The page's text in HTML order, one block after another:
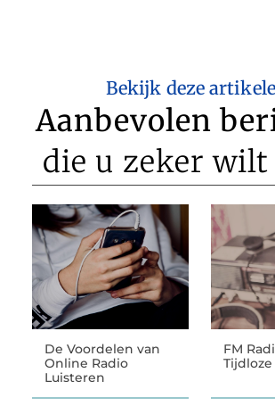
Bekijk deze
Aanbevolen
die u zeker wilt
De Voordelen van
Online Radio
Luisteren
FM